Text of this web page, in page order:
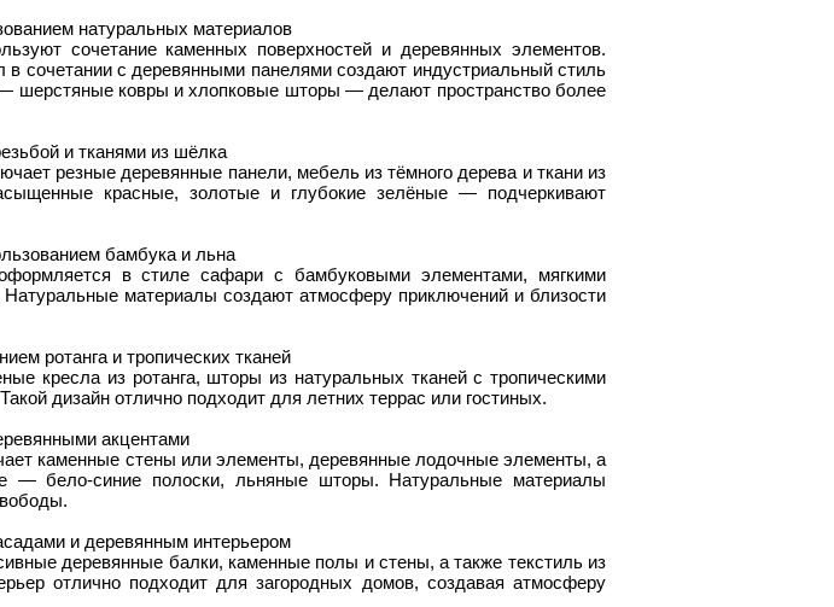
натуральных материалов
сочетание каменных поверхностей и деревянных элементов.
сочетании с деревянными панелями создают индустриальный стиль
шерстяные ковры и хлопковые шторы — делают пространство более
и тканями из шёлка
резные деревянные панели, мебель из тёмного дерева и ткани из
красные, золотые и глубокие зелёные — подчеркивают
бамбука и льна
в стиле сафари с бамбуковыми элементами, мягкими
материалы создают атмосферу приключений и близости
ротанга и тропических тканей
кресла из ротанга, шторы из натуральных тканей с тропическими
дизайн отлично подходит для летних террас или гостиных.
акцентами
каменные стены или элементы, деревянные лодочные элементы, а
— бело-синие полоски, льняные шторы. Натуральные материалы
и деревянным интерьером
деревянные балки, каменные полы и стены, а также текстиль из
отлично подходит для загородных домов, создавая атмосферу